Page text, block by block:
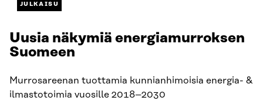
JULKAISU
Uusia näkymiä energiamurroksen
Suomeen
Murrosareenan tuottamia kunnianhimoisia energia- &
ilmastotoimia vuosille 2018–2030